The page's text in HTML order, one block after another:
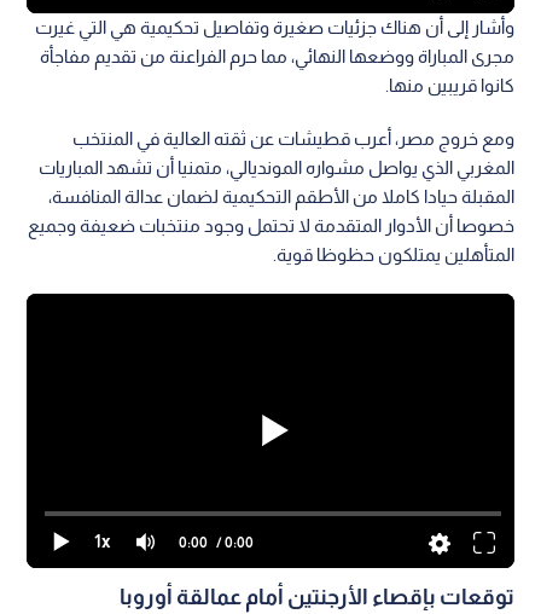
وأشار إلى أن هناك جزئيات صغيرة وتفاصيل تحكيمية هي التي غيرت
مجرى المباراة ووضعها النهائي، مما حرم الفراعنة من تقديم مفاجأة
كانوا قريبين منها.
ومع خروج مصر، أعرب قطيشات عن ثقته العالية في المنتخب
المغربي الذي يواصل مشواره المونديالي، متمنيا أن تشهد المباريات
المقبلة حيادا كاملا من الأطقم التحكيمية لضمان عدالة المنافسة،
خصوصا أن الأدوار المتقدمة لا تحتمل وجود منتخبات ضعيفة وجميع
المتأهلين يمتلكون حظوظا قوية.
1x 0:00 / 0:00
توقعات بإقصاء الأرجنتين أمام عمالقة أوروبا